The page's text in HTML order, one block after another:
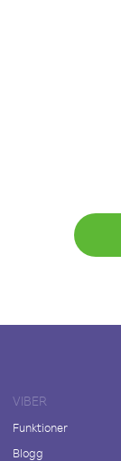
VIBER
Funktioner
Blogg